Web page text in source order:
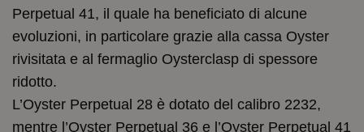
Perpetual 41, il quale ha beneficiato di alcune
evoluzioni, in particolare grazie alla cassa Oyster
rivisitata e al fermaglio Oysterclasp di spessore
ridotto.
L’Oyster Perpetual 28 è dotato del calibro 2232,
mentre l’Oyster Perpetual 36 e l’Oyster Perpetual 41